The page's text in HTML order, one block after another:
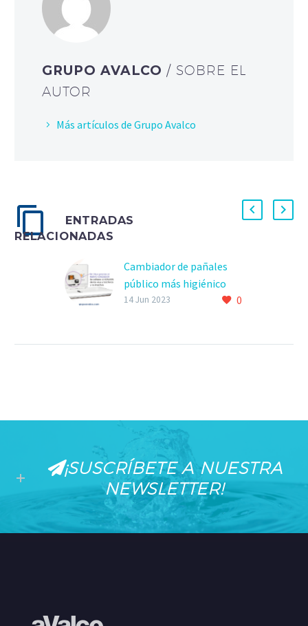
GRUPO AVALCO/ SOBRE EL
AUTOR
Más artículos de Grupo Avalco
ENTRADAS
RELACIONADAS
Cambiador de pañales
público más higiénico
0
14 Jun 2023
¡SUSCRÍBETE A NUESTRA
NEWSLETTER!